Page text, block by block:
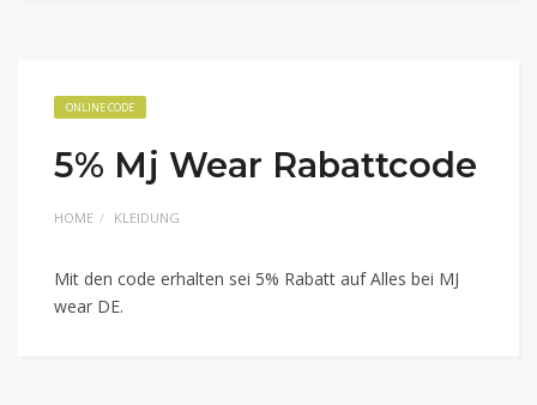
ONLINE CODE
5% Mj Wear Rabattcode
HOME KLEIDUNG
Mit den code erhalten sei 5% Rabatt auf Alles bei MJ
wear DE.